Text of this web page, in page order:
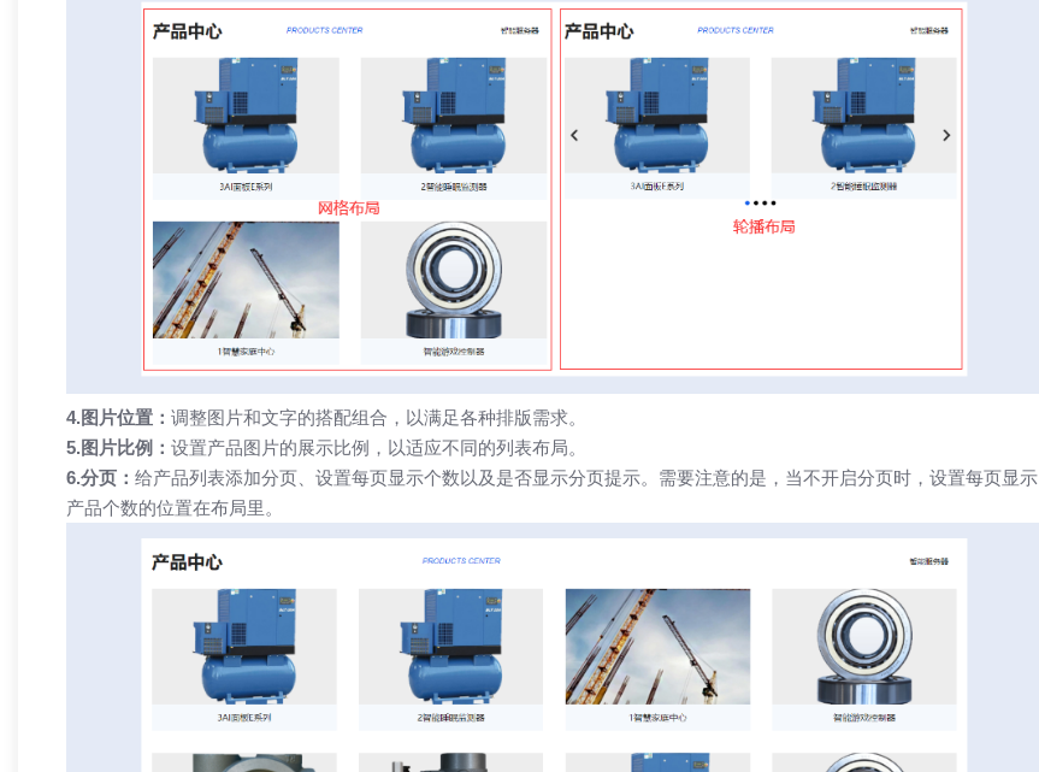
4.图片位置： 调整图片和文字的搭配组合，以满足各种排版需求。
5.图片比例： 设置产品图片的展示比例，以适应不同的列表布局。
6.分页： 给产品列表添加分页、设置每页显示个数以及是否显示分页提示。需要注意的是，当不开启分页时，设置每页显示
产品个数的位置在布局里。